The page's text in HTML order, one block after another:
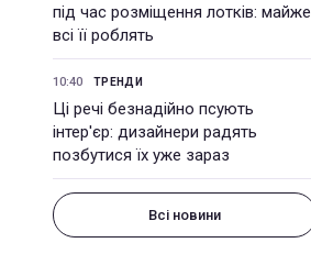
під час розміщення лотків: майже
всі її роблять
10:40 ТРЕНДИ
Ці речі безнадійно псують
інтер'єр: дизайнери радять
позбутися їх уже зараз
Всі новини